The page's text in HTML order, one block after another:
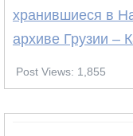
хранившиеся в
архиве Грузии –
Post Views: 1,855